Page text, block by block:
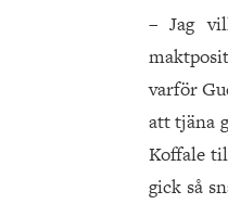
– Jag
varför
att tjäna
Koffale
gick så